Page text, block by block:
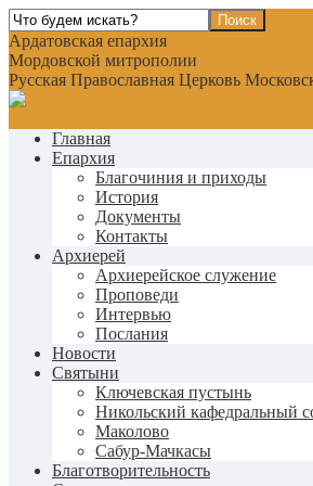
Ардатовская епархия
Мордовской митрополии
Русская Православная Церковь
Главная
Епархия
Благочиния и приходы
История
Документы
Контакты
Архиерей
Архиерейское служение
Проповеди
Интервью
Послания
Новости
Святыни
Ключевская пустынь
Никольский кафедральный
Маколово
Сабур-Мачкасы
Благотворительность